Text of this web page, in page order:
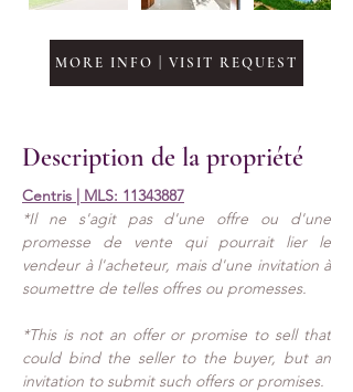
MORE INFO | VISIT REQUEST
Description de la propriété
Centris | MLS: 11343887
*Il ne s'agit pas d'une offre ou d'une
promesse de vente qui pourrait lier le
vendeur à l'acheteur, mais d'une invitation à
soumettre de telles offres ou promesses.
*This is not an offer or promise to sell that
could bind the seller to the buyer, but an
invitation to submit such offers or promises.